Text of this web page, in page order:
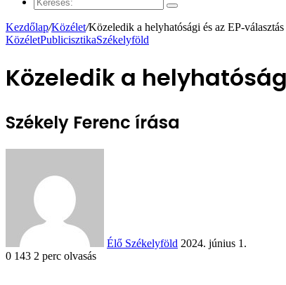
Keresés:
Kezdőlap/Közélet/Közeledik a helyhatósági és az EP-
KözéletPublicisztikaSzékelyföld
Közeledik a
Székely Ferenc írása
Élő Székelyföld 2024. június 1.
0 143 2 perc olvasás